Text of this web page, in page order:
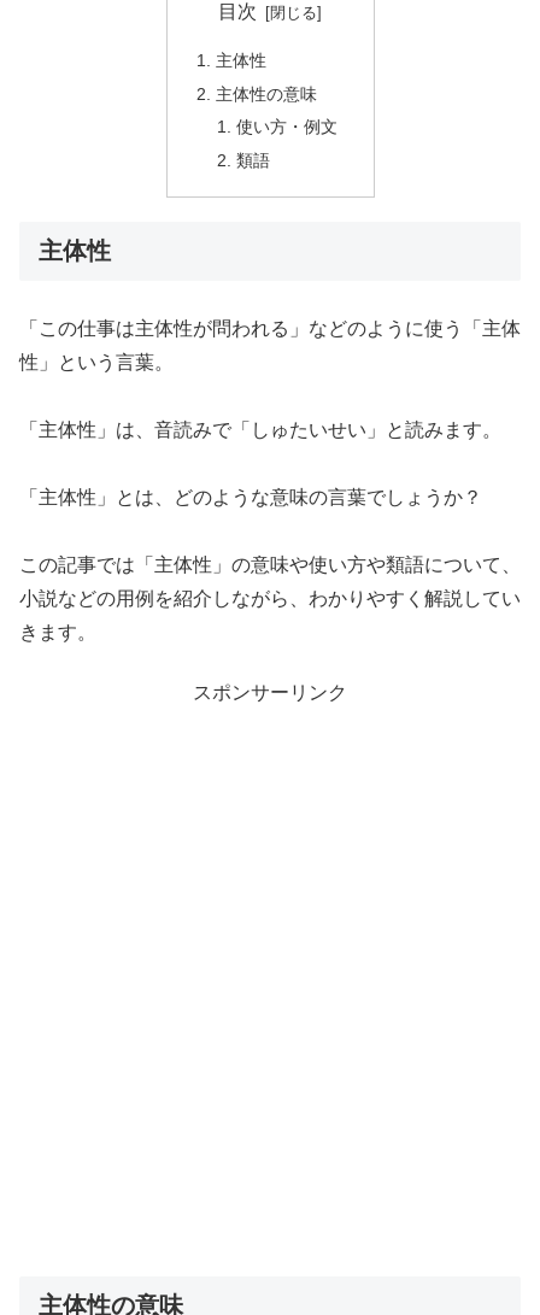
目次
主体性
主体性の意味
使い方・例文
類語
主体性
「この仕事は主体性が問われる」などのように使う「主体
性」という言葉。
「主体性」は、音読みで「しゅたいせい」と読みます。
「主体性」とは、どのような意味の言葉でしょうか？
この記事では「主体性」の意味や使い方や類語について、
小説などの用例を紹介しながら、わかりやすく解説してい
きます。
スポンサーリンク
主体性の意味